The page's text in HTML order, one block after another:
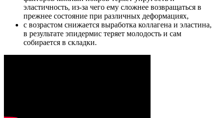
эластичность, из-за чего ему сложнее возвращаться в
прежнее состояние при различных деформациях,
с возрастом снижается выработка коллагена и эластина,
в результате эпидермис теряет молодость и сам
собирается в складки.